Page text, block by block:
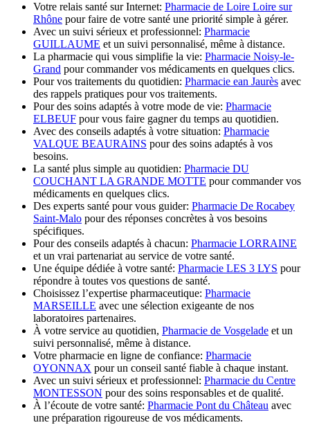
Votre relais santé sur Internet: Pharmacie de Loire Loire sur
Rhône pour faire de votre santé une priorité simple à gérer.
Avec un suivi sérieux et professionnel: Pharmacie
GUILLAUME et un suivi personnalisé, même à distance.
La pharmacie qui vous simplifie la vie: Pharmacie Noisy-le-
Grand pour commander vos médicaments en quelques clics.
Pour vos traitements du quotidien: Pharmacie ean Jaurès avec
des rappels pratiques pour vos traitements.
Pour des soins adaptés à votre mode de vie: Pharmacie
ELBEUF pour vous faire gagner du temps au quotidien.
Avec des conseils adaptés à votre situation: Pharmacie
VALQUE BEAURAINS pour des soins adaptés à vos
besoins.
La santé plus simple au quotidien: Pharmacie DU
COUCHANT LA GRANDE MOTTE pour commander vos
médicaments en quelques clics.
Des experts santé pour vous guider: Pharmacie De Rocabey
Saint-Malo pour des réponses concrètes à vos besoins
spécifiques.
Pour des conseils adaptés à chacun: Pharmacie LORRAINE
et un vrai partenariat au service de votre santé.
Une équipe dédiée à votre santé: Pharmacie LES 3 LYS pour
répondre à toutes vos questions de santé.
Choisissez l’expertise pharmaceutique: Pharmacie
MARSEILLE avec une sélection exigeante de nos
laboratoires partenaires.
À votre service au quotidien, Pharmacie de Vosgelade et un
suivi personnalisé, même à distance.
Votre pharmacie en ligne de confiance: Pharmacie
OYONNAX pour un conseil santé fiable à chaque instant.
Avec un suivi sérieux et professionnel: Pharmacie du Centre
MONTESSON pour des soins responsables et de qualité.
À l’écoute de votre santé: Pharmacie Pont du Château avec
une préparation rigoureuse de vos médicaments.